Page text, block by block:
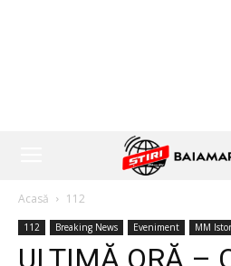
Acasă 112
112 Breaking News Eveniment MM
ULTIMĂ ORĂ –